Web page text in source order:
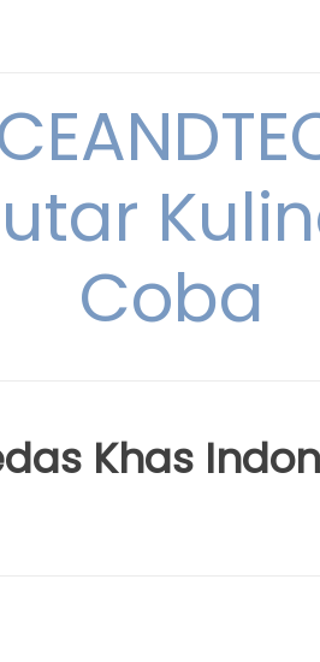
Coba
Khas